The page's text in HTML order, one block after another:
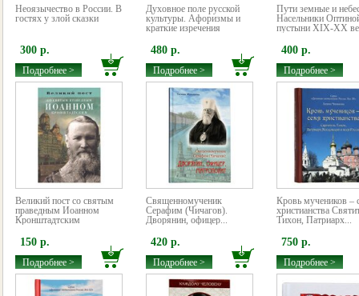
Неоязычество в России. В
гостях у злой сказки
300 р.
Подробнее >
Духовное поле русской
культуры. Афоризмы и
краткие изречения
480 р.
Подробнее >
Пути земные и
Насельники
пустыни XIX-XX
400 р.
Подробнее >
Великий пост со святым
праведным Иоанном
Кронштадтским
150 р.
Подробнее >
Священномученик
Серафим (Чичагов).
Дворянин, офицер...
420 р.
Подробнее >
Кровь мучеников –
христианства
Тихон, Патриарх...
750 р.
Подробнее >